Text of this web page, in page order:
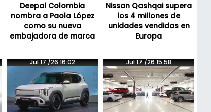
Deepal Colombia
nombra a Paola López
como su nueva
embajadora de marca
Nissan Qashqai supera
los 4 millones de
unidades vendidas en
Europa
Jul 17 /26 16:02 Jul 17 /26 15:58